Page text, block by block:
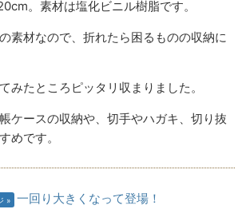
。素材は塩化ビニル樹脂です。
素材なので、折れたら困るものの収納に
みたところピッタリ収まりました。
ケースの収納や、切手やハガキ、切り抜
めです。
一回り大きくなって登場！